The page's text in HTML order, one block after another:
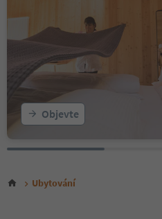
Objevte
Ubytování